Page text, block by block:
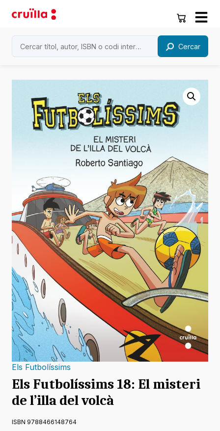
Cercar
Els Futbolíssims
Els Futbolíssims 18: El misteri
de l’illa del volcà
ISBN 9788466148764